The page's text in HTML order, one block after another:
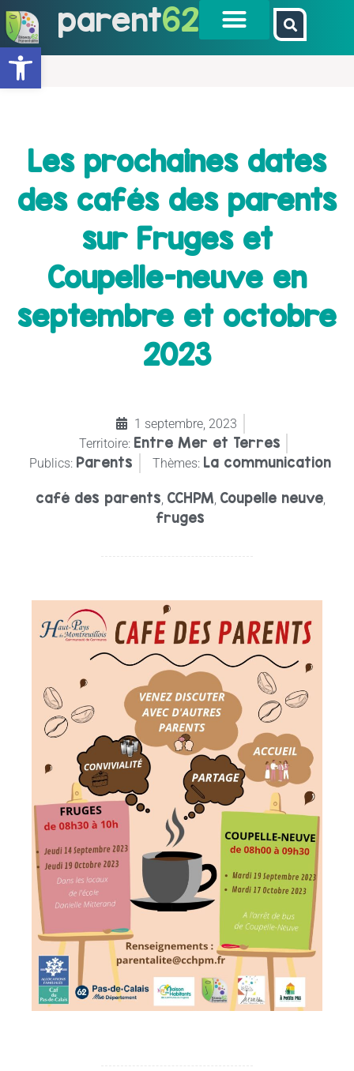
Ouvrir la barre d’outils
parent62
Les prochaines dates
des cafés des parents
sur Fruges et
Coupelle-neuve en
septembre et octobre
2023
1 septembre, 2023
Territoire: Entre Mer et Terres
Publics: Parents Thèmes: La communication
café des parents CCHPM Coupelle neuve,
fruges